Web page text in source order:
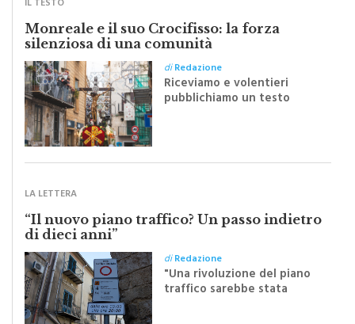
IL TESTO
Monreale e il suo Crocifisso: la forza
silenziosa di una comunità
diRedazione
Riceviamo e volentieri
Sapienza all'indomani della
LA LETTERA
“Il nuovo piano traffico? Un passo indietro
di dieci anni”
diRedazione
"Una rivoluzione del piano